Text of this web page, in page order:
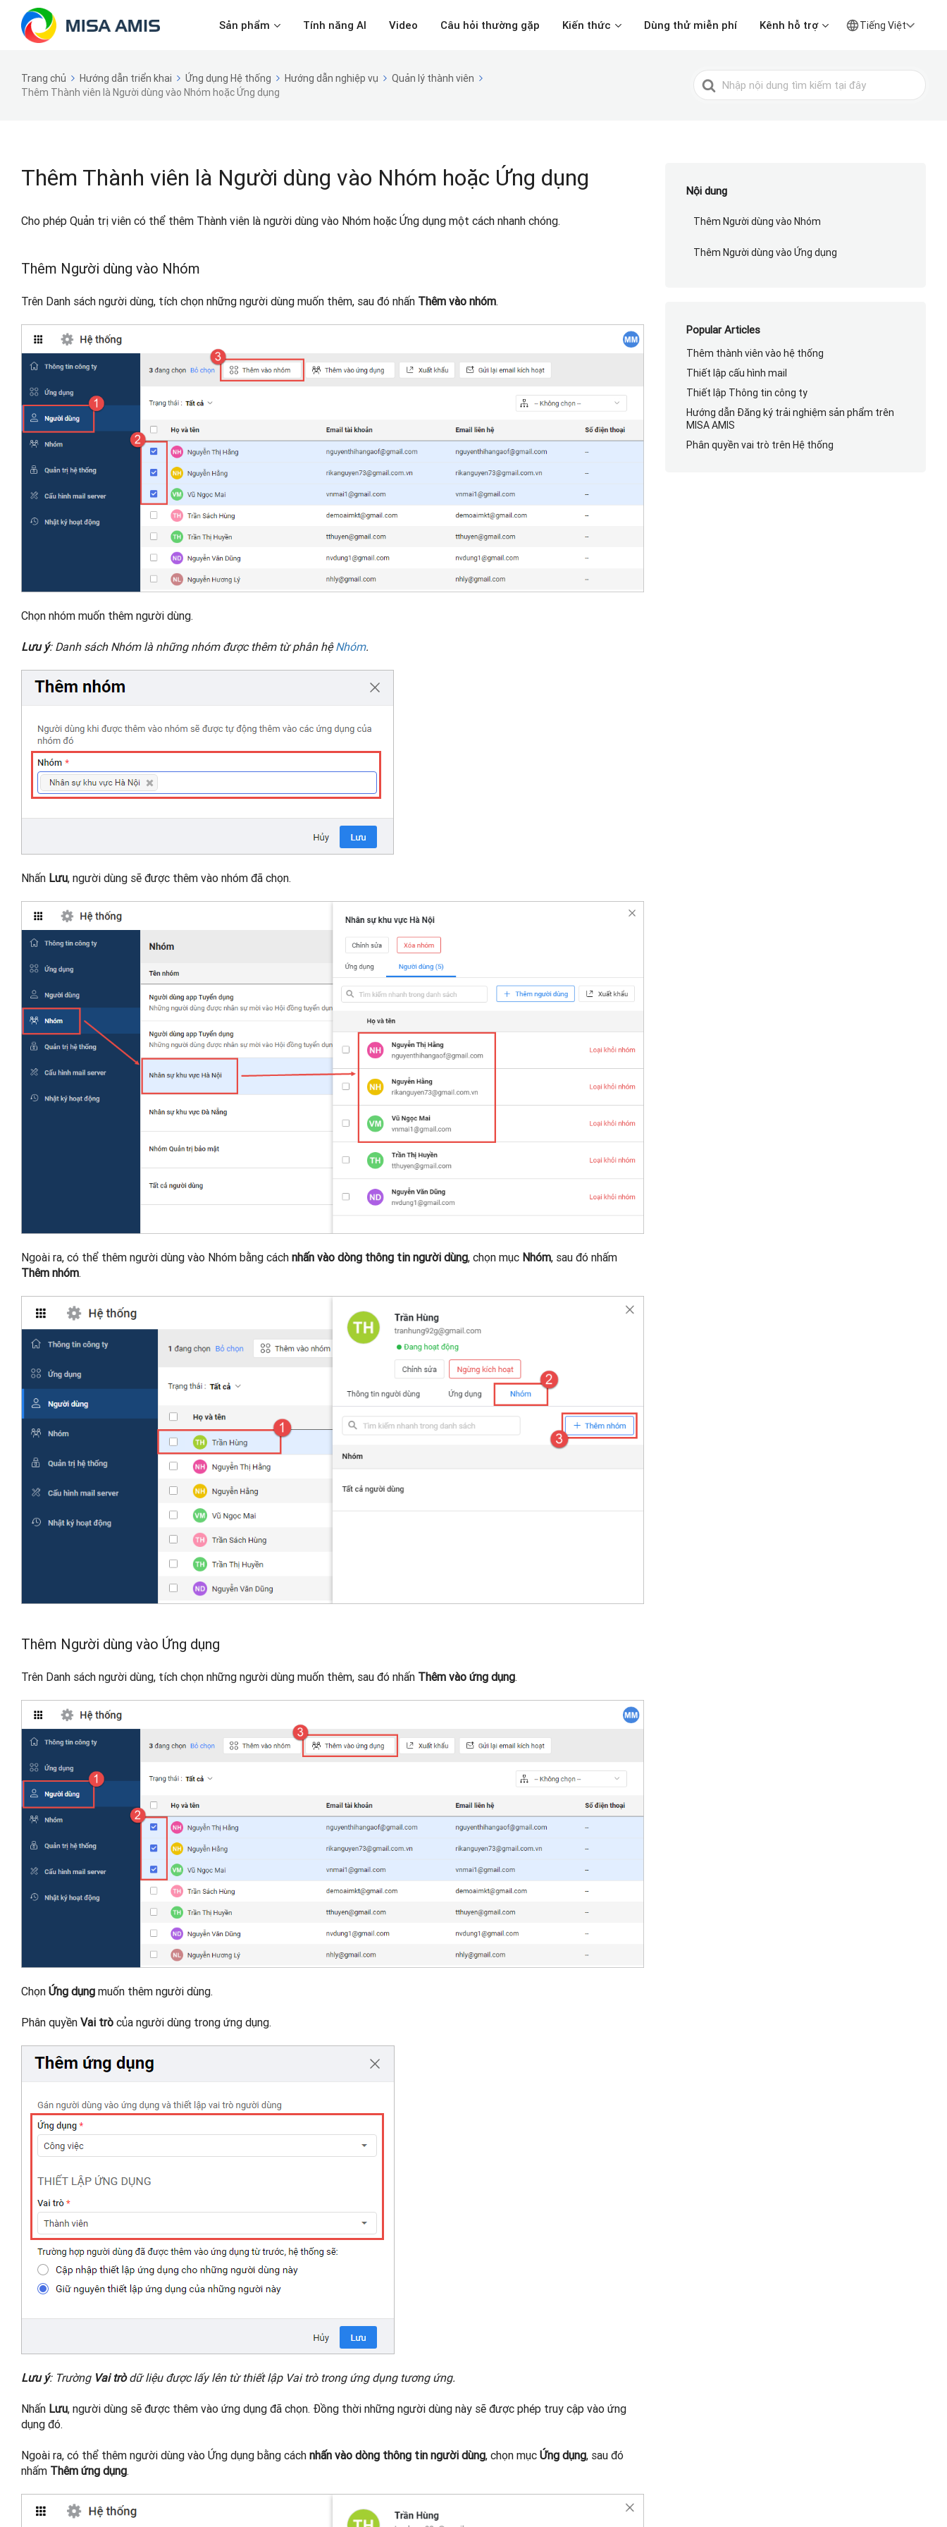
Sản phẩm Tính năng AI Video Câu hỏi thường gặp Kiến thức Dùng thử miễn phí Kênh hỗ trợ Tiếng Việt
Trang chủ Hướng dẫn triển khai Ứng dụng Hệ thống Hướng dẫn nghiệp vụ
Quản lý thành viên
Thêm Thành viên là Người dùng vào Nhóm hoặc Ứng dụng
Tìm
kiếm
Thêm Thành viên là Người dùng vào Nhóm hoặc Ứng dụng
Cho phép Quản trị viên có thể thêm Thành viên là người dùng vào Nhóm hoặc Ứng dụng một cách nhanh chóng.
Thêm Người dùng vào Nhóm
Trên Danh sách người dùng, tích chọn những người dùng muốn thêm, sau đó nhấn Thêm vào nhóm.
Chọn nhóm muốn thêm người dùng.
Lưu ý: Danh sách Nhóm là những nhóm được thêm từ phân hệNhóm.
Nhấn Lưu, người dùng sẽ được thêm vào nhóm đã chọn.
Ngoài ra, có thể thêm người dùng vào Nhóm bằng cách nhấn vào dòng thông tin người dùng, chọn mục Nhóm, sau đó nhấm
Thêm nhóm.
Thêm Người dùng vào Ứng dụng
Trên Danh sách người dùng, tích chọn những người dùng muốn thêm, sau đó nhấn Thêm vào ứng dụng.
Chọn Ứng dụng muốn thêm người dùng.
Phân quyền Vai trò của người dùng trong ứng dụng.
Lưu ý: Trường Vai tròdữ liệu được lấy lên từ thiết lập Vai trò trong ứng dụng tương ứng.
Nhấn Lưu, người dùng sẽ được thêm vào ứng dụng đã chọn. Đồng thời những người dùng này sẽ được phép truy cập vào ứng
dụng đó.
Ngoài ra, có thể thêm người dùng vào Ứng dụng bằng cách nhấn vào dòng thông tin người dùng, chọn mục Ứng dụng, sau đó
nhấm Thêm ứng dụng.
Nội dung
Thêm Người dùng vào Nhóm
Thêm Người dùng vào Ứng dụng
Popular Articles
Thêm thành viên vào hệ thống
Thiết lập cấu hình mail
Thiết lập Thông tin công ty
Hướng dẫn Đăng ký trải nghiệm sản phẩm trên
MISA AMIS
Phân quyền vai trò trên Hệ thống